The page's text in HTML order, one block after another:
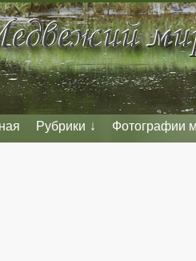
Рубрики Фотографии